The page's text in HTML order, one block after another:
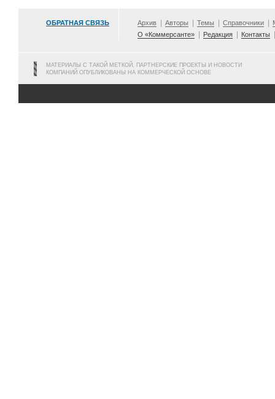
ОБРАТНАЯ СВЯЗЬ Архив Авторы Темы Справочники
О «Коммерсанте»
Редакция Контакты
МАТЕРИАЛЫ С ТАКОЙ МЕТКОЙ, ПАРТНЕРСКИЕ ПРОЕКТЫ И НОВОСТИ
КОМПАНИЙ ОПУБЛИКОВАНЫ НА КОММЕРЧЕСКОЙ ОСНОВЕ